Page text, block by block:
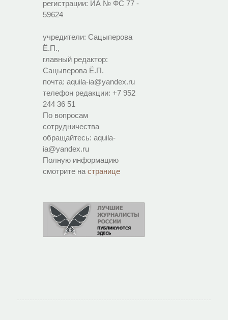
регистрации: ИА № ФС 77 -
59624
учредители: Сацыперова
Ё.П.,
главный редактор:
Сацыперова Ё.П.
почта: aquila-ia@yandex.ru
телефон редакции: +7 952
244 36 51
По вопросам
сотрудничества
обращайтесь: aquila-
ia@yandex.ru
Полную информацию
смотрите на странице